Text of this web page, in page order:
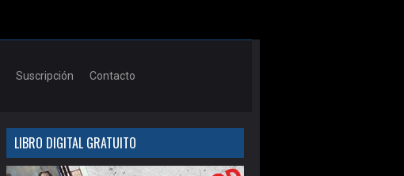
Suscripción Contacto
LIBRO DIGITAL GRATUITO